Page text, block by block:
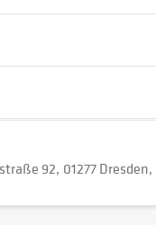
92 01277 Dresden